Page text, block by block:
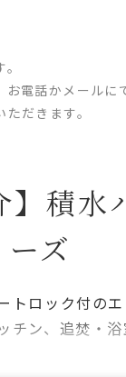
電話かメールに
だきます。
】積
ズ
トロック付の
チン、追焚・